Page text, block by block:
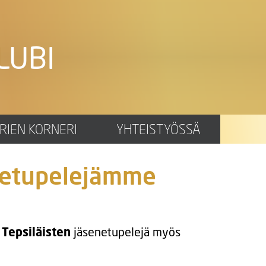
KORNERI YHTEISTYÖSSÄ
Tepsiläisten jäsenetupelejä myös